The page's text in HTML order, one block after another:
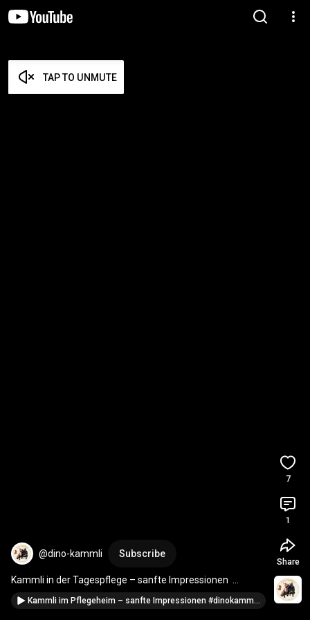
TAP TO UNMUTE
@dino-kammli Subscribe
#dinokammli#bitburg#drk
Kammli im Pflegeheim – sanfte Impressionen #dinokammli #waxweiler
7
1
Share